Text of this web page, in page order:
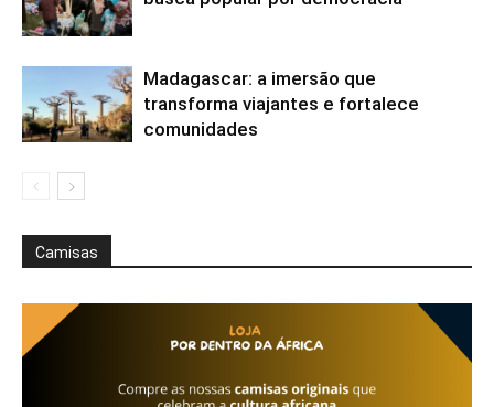
Madagascar: a imersão que
transforma viajantes e fortalece
comunidades
Camisas